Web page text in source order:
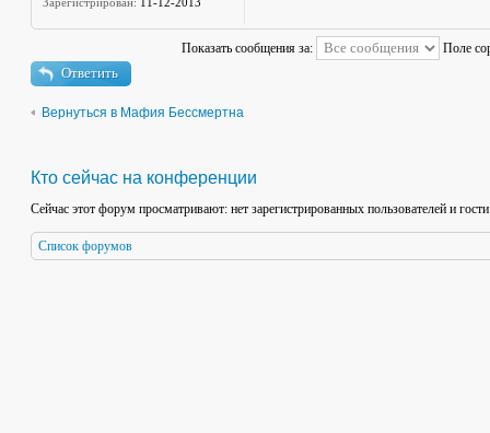
Показать сообщения за: Поле
Ответить
Вернуться в Мафия Бессмертна
Кто сейчас на конференции
Сейчас этот форум просматривают: нет зарегистрированных пользователей и
Список форумов